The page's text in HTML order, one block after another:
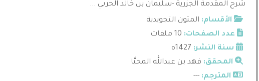
شرح المقدمة الجزرية -سليمان بن خالد الحربي ...
الأقسام: المتون التجويدية
عدد الصفحات:
سنة النشر:
المحقق: فهد بن عبدالله المحيَّا
المترجم: ---